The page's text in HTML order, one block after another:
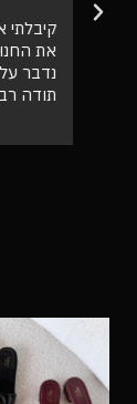
קיבלתי
את
נדבר
תודה